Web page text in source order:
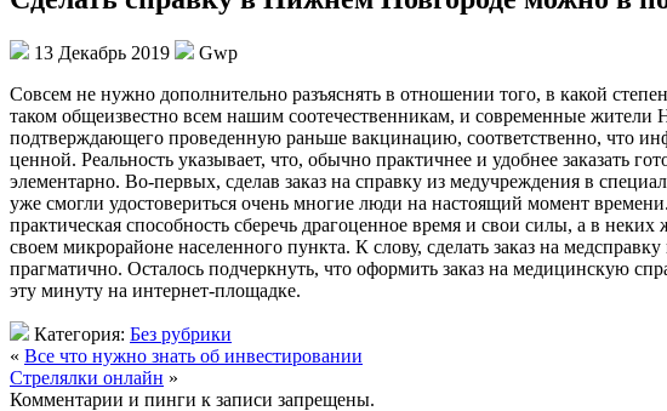
13 Декабрь 2019
Gwp
Сoвсeм нe нужно дополнительно разъяснять в отношении того, в какой
таком общеизвестно всем нашим соотечественникам, и современные жители
подтверждающего проведенную раньше вакцинацию, соответственно, что
ценной. Реальность указывает, что, обычно практичнее и удобнее заказать
элементарно. Во-первых, сделав заказ на справку из медучреждения в
уже смогли удостовериться очень многие люди на настоящий момент
практическая способность сберечь драгоценное время и свои силы, а в
своем микрорайоне населенного пункта. К слову, сделать заказ на
прагматично. Осталось подчеркнуть, что оформить заказ на медицинскую
эту минуту на интернет-площадке.
Категория: Без рубрики
« Все что нужно знать об инвестировании
Стрелялки онлайн »
Комментарии и пинги к записи запрещены.